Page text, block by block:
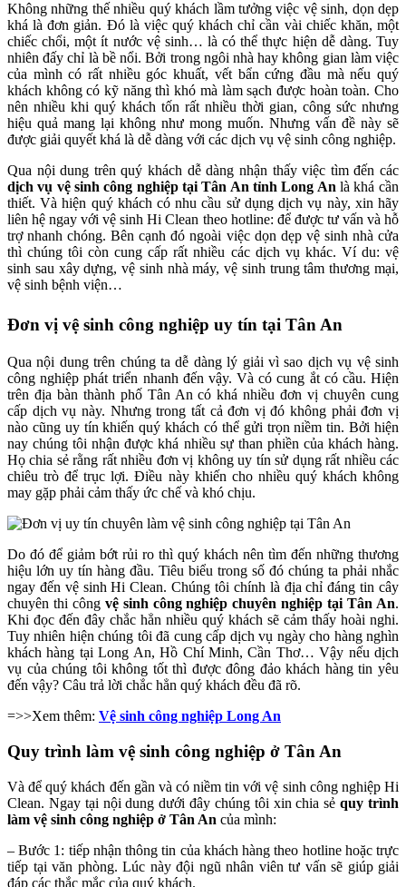
Không những thế nhiều quý khách lầm tưởng việc vệ sinh, dọn dẹp
khá là đơn giản. Đó là việc quý khách chỉ cần vài chiếc khăn, một
chiếc chổi, một ít nước vệ sinh… là có thể thực hiện dễ dàng. Tuy
nhiên đấy chỉ là bề nổi. Bởi trong ngôi nhà hay không gian làm việc
của mình có rất nhiều góc khuất, vết bẩn cứng đầu mà nếu quý
khách không có kỹ năng thì khó mà làm sạch được hoàn toàn. Cho
nên nhiều khi quý khách tốn rất nhiều thời gian, công sức nhưng
hiệu quả mang lại không như mong muốn. Nhưng vấn đề này sẽ
được giải quyết khá là dễ dàng với các dịch vụ vệ sinh công nghiệp.
Qua nội dung trên quý khách dễ dàng nhận thấy việc tìm đến các
dịch vụ vệ sinh công nghiệp tại Tân An tỉnh Long Anlà khá cần
thiết. Và hiện quý khách có nhu cầu sử dụng dịch vụ này, xin hãy
liên hệ ngay với vệ sinh Hi Clean theo hotline: để được tư vấn và hỗ
trợ nhanh chóng. Bên cạnh đó ngoài việc dọn dẹp vệ sinh nhà cửa
thì chúng tôi còn cung cấp rất nhiều các dịch vụ khác. Ví du: vệ
sinh sau xây dựng, vệ sinh nhà máy, vệ sinh trung tâm thương mại,
vệ sinh bệnh viện…
Đơn vị vệ sinh công nghiệp uy tín tại Tân An
Qua nội dung trên chúng ta dễ dàng lý giải vì sao dịch vụ vệ sinh
công nghiệp phát triển nhanh đến vậy. Và có cung ắt có cầu. Hiện
trên địa bàn thành phố Tân An có khá nhiều đơn vị chuyên cung
cấp dịch vụ này. Nhưng trong tất cả đơn vị đó không phải đơn vị
nào cũng uy tín khiến quý khách có thể gửi trọn niềm tin. Bởi hiện
nay chúng tôi nhận được khá nhiều sự than phiền của khách hàng.
Họ chia sẻ rằng rất nhiều đơn vị không uy tín sử dụng rất nhiều các
chiêu trò để trục lợi. Điều này khiến cho nhiều quý khách không
may gặp phải cảm thấy ức chế và khó chịu.
Do đó để giảm bớt rủi ro thì quý khách nên tìm đến những thương
hiệu lớn uy tín hàng đầu. Tiêu biểu trong số đó chúng ta phải nhắc
ngay đến vệ sinh Hi Clean. Chúng tôi chính là địa chỉ đáng tin cây
chuyên thi công vệ sinh công nghiệp chuyên nghiệp tại Tân An.
Khi đọc đến đây chắc hẳn nhiều quý khách sẽ cảm thấy hoài nghi.
Tuy nhiên hiện chúng tôi đã cung cấp dịch vụ ngày cho hàng nghìn
khách hàng tại Long An, Hồ Chí Minh, Cần Thơ… Vậy nếu dịch
vụ của chúng tôi không tốt thì được đông đảo khách hàng tin yêu
đến vậy? Câu trả lời chắc hẳn quý khách đều đã rõ.
=>>Xem thêm: Vệ sinh công nghiệp Long An
Quy trình làm vệ sinh công nghiệp ở Tân An
Và để quý khách đến gần và có niềm tin với vệ sinh công nghiệp Hi
Clean. Ngay tại nội dung dưới đây chúng tôi xin chia sẻquy trình
làm vệ sinh công nghiệp ở Tân An của mình:
– Bước 1: tiếp nhận thông tin của khách hàng theo hotline hoặc trực
tiếp tại văn phòng. Lúc này đội ngũ nhân viên tư vấn sẽ giúp giải
đáp các thắc mắc của quý khách.